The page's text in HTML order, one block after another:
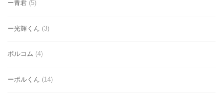
ー青君 (5)
ー光輝くん (3)
ボルコム (4)
ーボルくん (14)